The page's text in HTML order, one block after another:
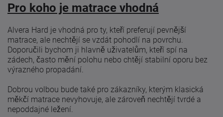
Pro koho je matrace vhodná
Alvera Hard je vhodná pro ty, kteří preferují pevnější
matrace, ale nechtějí se vzdát pohodlí na povrchu.
Doporučili bychom ji hlavně uživatelům, kteří spí na
zádech, často mění polohu nebo chtějí stabilní oporu bez
výrazného propadání.
Dobrou volbou bude také pro zákazníky, kterým klasická
měkčí matrace nevyhovuje, ale zároveň nechtějí tvrdé a
nepoddajné ležení.